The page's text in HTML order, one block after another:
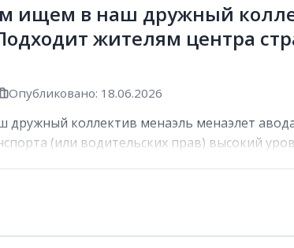
ищем в наш дружный
жителям центра
Опубликовано: 18.06.2026
дружный коллектив менаэль менаэлет
(или водительских прав) высокий